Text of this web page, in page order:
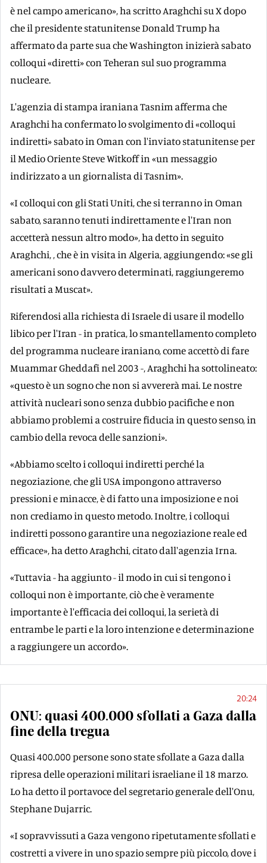
è nel campo americano», ha scritto Araghchi su X dopo
che il presidente statunitense Donald Trump ha
affermato da parte sua che Washington inizierà sabato
colloqui «diretti» con Teheran sul suo programma
nucleare.
L'agenzia di stampa iraniana Tasnim afferma che
Araghchi ha confermato lo svolgimento di «colloqui
indiretti» sabato in Oman con l'inviato statunitense per
il Medio Oriente Steve Witkoff in «un messaggio
indirizzato a un giornalista di Tasnim».
«I colloqui con gli Stati Uniti, che si terranno in Oman
sabato, saranno tenuti indirettamente e l'Iran non
accetterà nessun altro modo», ha detto in seguito
Araghchi, , che è in visita in Algeria, aggiungendo: «se gli
americani sono davvero determinati, raggiungeremo
risultati a Muscat».
Riferendosi alla richiesta di Israele di usare il modello
libico per l'Iran - in pratica, lo smantellamento completo
del programma nucleare iraniano, come accettò di fare
Muammar Gheddafi nel 2003 -, Araghchi ha sottolineato:
«questo è un sogno che non si avvererà mai. Le nostre
attività nucleari sono senza dubbio pacifiche e non
abbiamo problemi a costruire fiducia in questo senso, in
cambio della revoca delle sanzioni».
«Abbiamo scelto i colloqui indiretti perché la
negoziazione, che gli USA impongono attraverso
pressioni e minacce, è di fatto una imposizione e noi
non crediamo in questo metodo. Inoltre, i colloqui
indiretti possono garantire una negoziazione reale ed
efficace», ha detto Araghchi, citato dall'agenzia Irna.
«Tuttavia - ha aggiunto - il modo in cui si tengono i
colloqui non è importante, ciò che è veramente
importante è l'efficacia dei colloqui, la serietà di
entrambe le parti e la loro intenzione e determinazione
a raggiungere un accordo».
20:24
ONU: quasi 400.000 sfollati a Gaza dalla
fine della tregua
Quasi 400.000 persone sono state sfollate a Gaza dalla
ripresa delle operazioni militari israeliane il 18 marzo.
Lo ha detto il portavoce del segretario generale dell'Onu,
Stephane Dujarric.
«I sopravvissuti a Gaza vengono ripetutamente sfollati e
costretti a vivere in uno spazio sempre più piccolo, dove i